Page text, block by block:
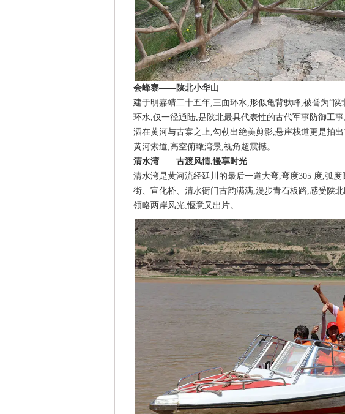
会峰寨——陕北小华山
建于明嘉靖二十五年,三面环水,形似龟背驮峰,被誉为“
环水,仅一径通陆,是陕北最具代表性的古代军事防御工
洒在黄河与古寨之上,勾勒出绝美剪影,悬崖栈道更是拍
黄河索道,高空俯瞰湾景,视角超震撼。
清水湾——古渡风情,慢享时光
清水湾是黄河流经延川的最后一道大弯,弯度305 度,弧
街、宣化桥、清水衙门古韵满满,漫步青石板路,感受陕
领略两岸风光,惬意又出片。